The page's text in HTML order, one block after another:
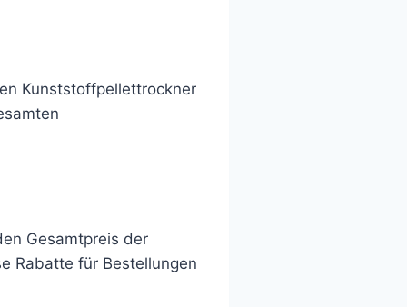
Kunststoffpellettrockner
Gesamtpreis der
Rabatte für Bestellungen